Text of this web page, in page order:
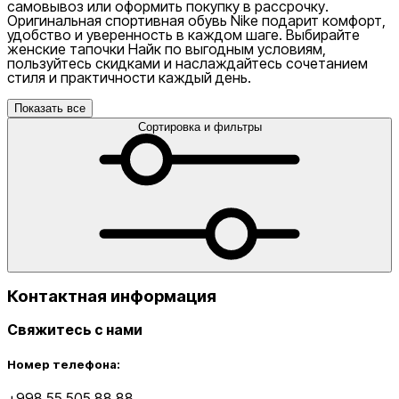
самовывоз или оформить покупку в рассрочку.
Оригинальная спортивная обувь Nike подарит комфорт,
удобство и уверенность в каждом шаге. Выбирайте
женские тапочки Найк по выгодным условиям,
пользуйтесь скидками и наслаждайтесь сочетанием
стиля и практичности каждый день.
Показать все
Сортировка и фильтры
Контактная информация
Свяжитесь с нами
Номер телефона: